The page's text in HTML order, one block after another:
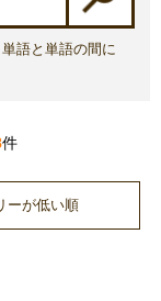
語と単語の間に
件
ーが低い順